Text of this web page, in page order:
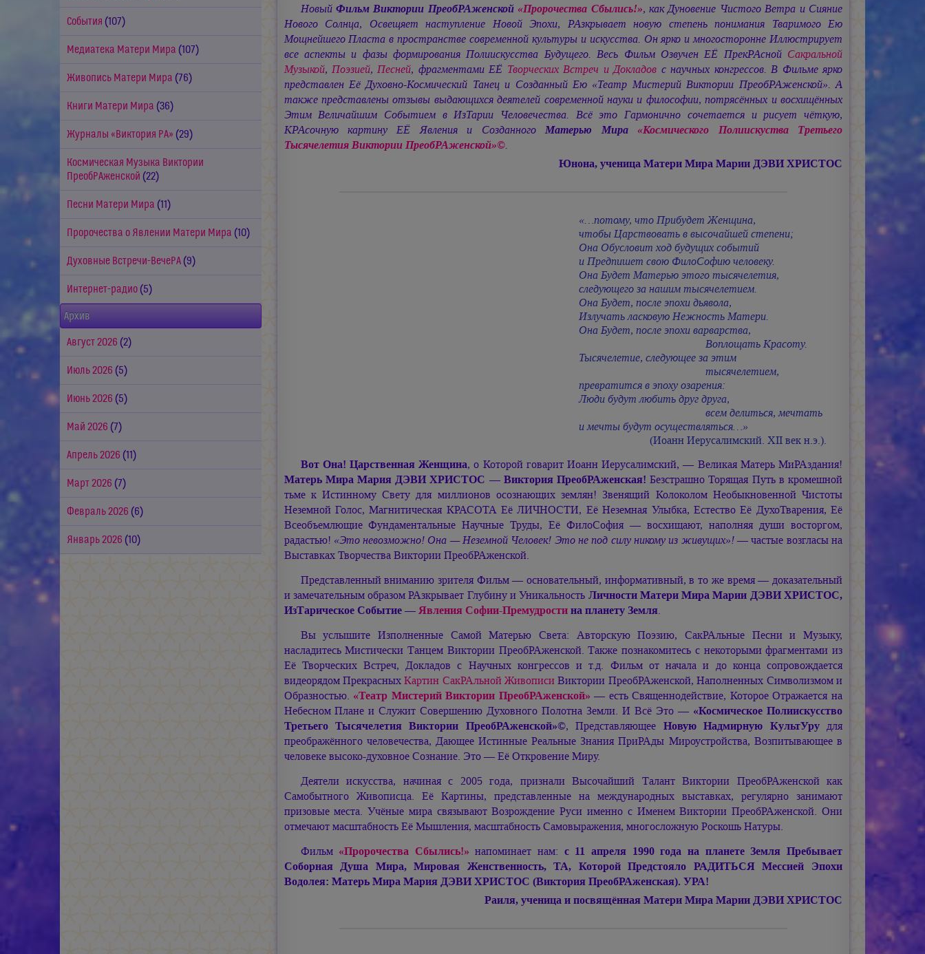
События (107)
Медиатека Матери Мира (107)
Живопись Матери Мира (76)
Книги Матери Мира (36)
Журналы «Виктория РА» (29)
Космическая Музыка Виктории
ПреобРАженской (22)
Песни Матери Мира (11)
Пророчества о Явлении Матери Мира (10)
Духовные Встречи-ВечеРА (9)
Интернет-радио (5)
Архив
Август 2026 (2)
Июль 2026 (5)
Июнь 2026 (5)
Май 2026 (7)
Апрель 2026 (11)
Март 2026 (7)
Февраль 2026 (6)
Январь 2026 (10)
Новый Фильм Виктории ПреобРАженской«Пророчества Сбылись!», как Дуновение Чистого Ветра и Сияние
Нового Солнца, Освещяет наступление Новой Эпохи, РАзкрывает новую степень понимания Тваримого Ею
Мощнейшего Пласта в пространстве современной культуры и искусства. Он ярко и многосторонне Иллюстрирует
все аспекты и фазы формирования Полиискусства Будущего. Весь Фильм Озвучен ЕЁ ПрекРАсной Сакральной
Музыкой, Поэзией,Песней, фрагментами ЕЁ Творческих Встреч и Докладов с научных конгрессов. В Фильме ярко
представлен Её Духовно-Космический Танец и Созданный Ею «Театр Мистерий Виктории ПреобРАженской». А
также представлены отзывы выдающихся деятелей современной науки и философии, потрясённых и восхищённых
Этим Величайшим Событием в ИзТарии Человечества. Всё это Гармонично сочетается и рисует чёткую,
КРАсочную картину ЕЁ Явления и СозданногоМатерью Мира«Космического Полиискуства Третьего
Тысячелетия Виктории ПреобРАженской»©.
Юнона, ученица Матери МираМарии ДЭВИ ХРИСТОС
«…потому, что Прибудет Женщина,
чтобы Царствовать в высочайшей степени;
Она Обусловит ход будущих событий
и Предпишет свою ФилоСофию человеку.
Она Будет Матерью этого тысячелетия,
следующего за нашим тысячелетием.
Она Будет, после эпохи дьявола,
Излучать ласковую Нежность Матери.
Она Будет, после эпохи варварства,
Воплощать Красоту.
Тысячелетие, следующее за этим
тысячелетием,
превратится в эпоху озарения:
Люди будут любить друг друга,
всем делиться, мечтать
и мечты будут осуществляться…»
(Иоанн Иерусалимский. ХII век н.э.).
Вот Она! Царственная Женщина, о Которой говарит Иоанн Иерусалимский, — Великая Матерь МиРАздания!
Матерь Мира Мария ДЭВИ ХРИСТОС —Виктория ПреобРАженская!Безстрашно Торящая Путь в кромешной
тьме к Истинному Свету для миллионов осознающих землян! Звенящий Колоколом Необыкновенной Чистоты
Неземной Голос, Магнитическая КРАСОТА Её ЛИЧНОСТИ, Её Неземная Улыбка, Естество Её ДухоТварения, Её
Всеобъемлющие Фундаментальные Научные Труды, Её ФилоСофия — восхищают, наполняя души восторгом,
радастью! «Это невозможно! Она — Неземной Человек! Это не под силу никому из живущих»!— частые возгласы на
Выставках Творчества Виктории ПреобРАженской.
Представленный вниманию зрителя Фильм — основательный, информативный, в то же время — доказательный
и замечательным образом РАзкрывает Глубину и Уникальность Личности Матери МираМарии ДЭВИ ХРИСТОС,
ИзТарическое Событие —ЯвленияСофии-Премудростина планету Земля.
Вы услышите Изполненные Самой Матерью Света: Авторскую Поэзию, СакРАльные Песни и Музыку,
насладитесь Мистически Танцем Виктории ПреобРАженской. Также познакомитесь с некоторыми фрагментами из
Её Творческих Встреч, Докладов с Научных конгрессов и т.д. Фильм от начала и до конца сопровождается
видеорядом ПрекрасныхКартин СакРАльной ЖивописиВиктории ПреобРАженской, Наполненных Символизмом и
Образностью. «Театр Мистерий Виктории ПреобРАженской» — есть Священнодействие, Которое Отражается на
Небесном Плане и Служит Совершению Духовного Полотна Земли. И Всё Это — «Космическое Полиискусство
Третьего Тысячелетия Виктории ПреобРАженской»©, Представляющее Новую Надмирную КультУрудля
преображённого человечества, Дающее Истинные Реальные Знания ПриРАды Мироустройства, Возпитывающее в
человеке высоко-духовное Сознание. Это — Её Откровение Миру.
Деятели искусства, начиная с 2005 года, признали Высочайший Талант Виктории ПреобРАженской как
Самобытного Живописца. Её Картины, представленные на международных выставках, регулярно занимают
призовые места. Учёные мира связывают Возрождение Руси именно с Именем Виктории ПреобРАженской. Они
отмечают масштабность Её Мышления, масштабность Самовыражения, многосложную Роскошь Натуры.
Фильм «Пророчества Сбылись!» напоминает нам: с 11 апреля 1990 года на планете Земля Пребывает
Соборная Душа Мира, Мировая Женственность, ТА, Которой Предстояло РАДИТЬСЯ Мессией Эпохи
Водолея: Матерь МираМария ДЭВИ ХРИСТОС (Виктория ПреобРАженская). УРА!
Раиля, ученица и посвящённая Матери МираМарии ДЭВИ ХРИСТОС